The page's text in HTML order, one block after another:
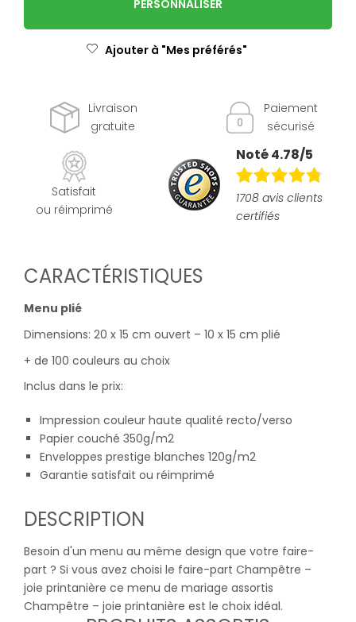
PERSONNALISER
Ajouter à "Mes préférés"
Livraison
gratuite
Paiement
sécurisé
Satisfait
ou réimprimé
Noté 4.78/5
1708 avis clients
certifiés
CARACTÉRISTIQUES
Menu plié
Dimensions: 20 x 15 cm ouvert – 10 x 15 cm plié
+ de 100 couleurs au choix
Inclus dans le prix:
Impression couleur haute qualité recto/verso
Papier couché 350g/m2
Enveloppes prestige blanches 120g/m2
Garantie satisfait ou réimprimé
DESCRIPTION
Besoin d'un menu au même design que votre faire-
part ? Si vous avez choisi le faire-part Champêtre –
joie printanière ce menu de mariage assortis
Champêtre – joie printanière est le choix idéal.